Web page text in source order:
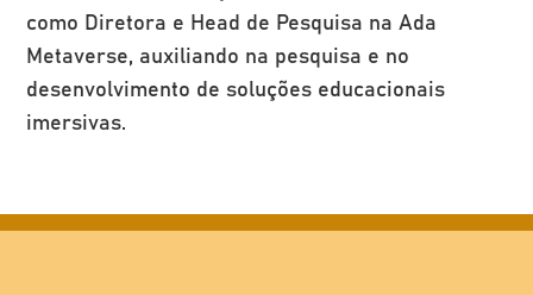
como Diretora e Head de Pesquisa na Ada
Metaverse, auxiliando na pesquisa e no
desenvolvimento de soluções educacionais
imersivas.